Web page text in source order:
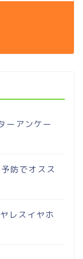
ーアンケー
防でオスス
レスイヤホ